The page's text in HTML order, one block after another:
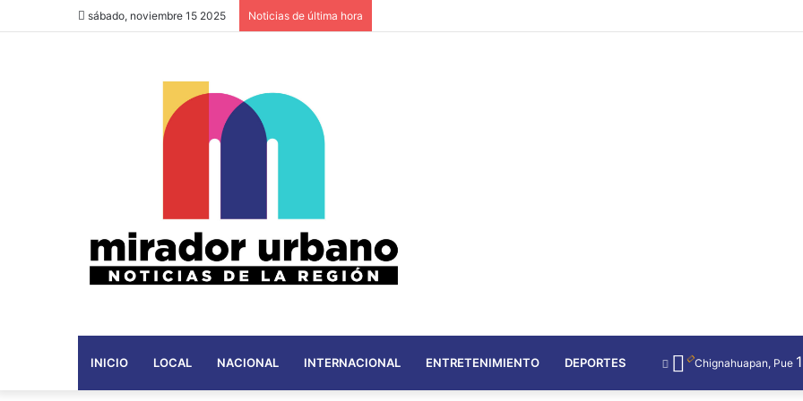
sábado, noviembre 15 2025 Noticias de última hora
INICIO LOCAL NACIONAL INTERNACIONAL ENTRETENIMIENTO DEPORTES Chignahuapan, Pue